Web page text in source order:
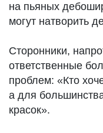
на пьяных
могут натворить
Сторонники,
ответственные
проблем: «Кто
а для
красок».